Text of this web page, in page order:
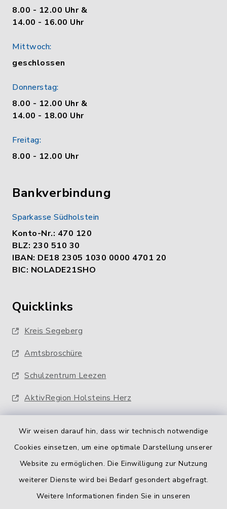
Wir weisen darauf hin, dass wir technisch notwendige
Cookies einsetzen, um eine optimale Darstellung unserer
Website zu ermöglichen. Die Einwilligung zur Nutzung
weiterer Dienste wird bei Bedarf gesondert abgefragt.
Weitere Informationen finden Sie in unseren
8.00 - 12.00 Uhr &
14.00 - 16.00 Uhr
Mittwoch:
geschlossen
Donnerstag:
8.00 - 12.00 Uhr &
14.00 - 18.00 Uhr
Freitag:
8.00 - 12.00 Uhr
Bankverbindung
Sparkasse Südholstein
Konto-Nr.: 470 120
BLZ: 230 510 30
IBAN: DE18 2305 1030 0000 4701 20
BIC: NOLADE21SHO
Quicklinks
Kreis Segeberg
Amtsbroschüre
Schulzentrum Leezen
AktivRegion Holsteins Herz
Barrierefreiheit